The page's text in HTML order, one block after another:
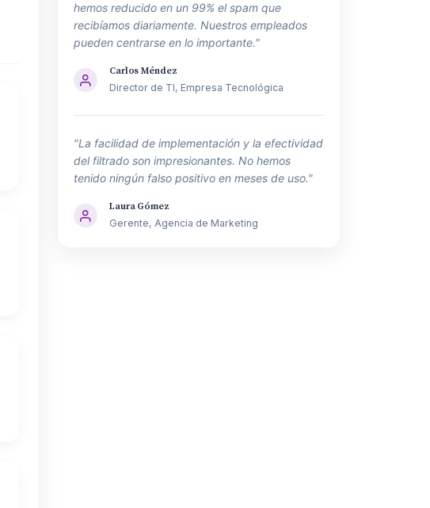
hemos reducido en un 99% el spam que
recibíamos diariamente. Nuestros empleados
pueden centrarse en lo importante."
Carlos Méndez
Director de TI, Empresa Tecnológica
"La facilidad de implementación y la efectividad
del filtrado son impresionantes. No hemos
tenido ningún falso positivo en meses de uso."
Laura Gómez
Gerente, Agencia de Marketing